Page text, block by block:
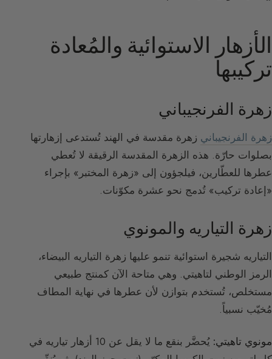
الأزهار الاستوائية والمُعادة
تركيبها
زهرة الفرنجيباني
زهرة الفرنجيباني زهرة مقدسة في الهند تُستدعى إزهارتها
بصلوات حارّة. هذه الزهرة المقدسة الرقيقة لا تُعطي
عطرها للعطّارين، فيلجؤون إلى «زهرة المختبر» بإجراء
«إعادة تركيب» تُدمج نحو عشرة مكوّنات.
زهرة التياريه والمونوي
التياريه شجيرة استوائية تنمو عليها زهرة التياريه البيضاء،
الرمز الوطني لتاهيتي. وهي متاحة الآن كمنتج طبيعي
مستخلص، تُستخدم بتوازن لأن عطرها في نهاية المطاف
مُخيّب نسبياً.
مونوي تاهيتي:
يُحضَّر بنقع ما لا يقل عن 10 أزهار تياريه في